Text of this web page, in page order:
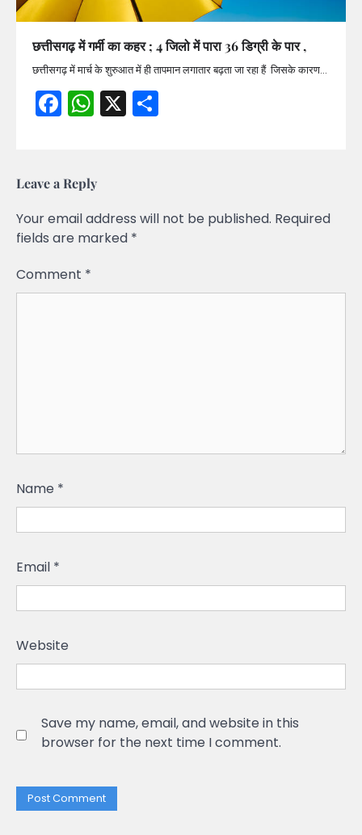
छत्तीसगढ़ में गर्मी का कहर ; 4 जिलो में पारा 36 डिग्री के पार ,
छत्तीसगढ़ में मार्च के शुरुआत में ही तापमान लगातार बढ़ता जा रहा हैं जिसके कारण…
Facebook
WhatsApp
X
Leave a Reply
Your email address will not be published. Required
fields are marked *
Comment *
Name *
Email *
Website
Save my name, email, and website in this
browser for the next time I comment.